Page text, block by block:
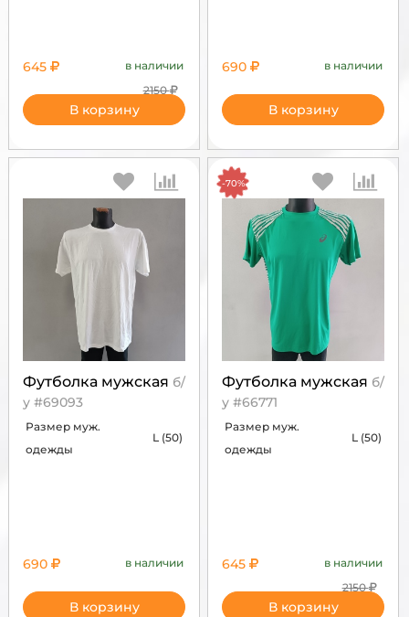
645
в наличии
2150
В корзину
690 в наличии
В корзину
Футболка мужская б/
у #69093
Размер муж.
одежды
L (50)
690 в наличии
В корзину
Футболка мужская б/
у #66771
Размер муж.
одежды
L (50)
-70%
645
в наличии
2150
В корзину